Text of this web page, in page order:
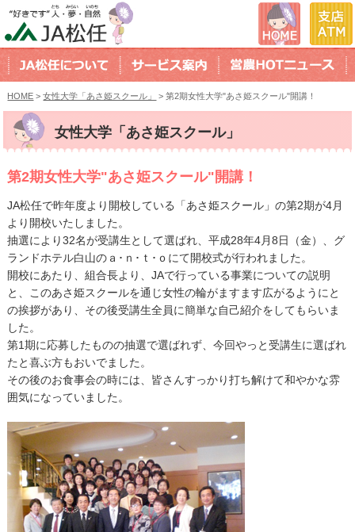
HOME >女性大学「あさ姫スクール」 > 第2期女性大学"あさ姫スクール"開講！
女性大学「あさ姫スクール」
第2期女性大学"あさ姫スクール"開講！
JA松任で昨年度より開校している「あさ姫スクール」の第2期が4月
より開校いたしました。
抽選により32名が受講生として選ばれ、平成28年4月8日（金）、グ
ランドホテル白山のａ･ｎ･ｔ･ｏにて開校式が行われました。
開校にあたり、組合長より、JAで行っている事業についての説明
と、このあさ姫スクールを通じ女性の輪がますます広がるようにと
の挨拶があり、その後受講生全員に簡単な自己紹介をしてもらいま
した。
第1期に応募したものの抽選で選ばれず、今回やっと受講生に選ばれ
たと喜ぶ方もおいでました。
その後のお食事会の時には、皆さんすっかり打ち解けて和やかな雰
囲気になっていました。